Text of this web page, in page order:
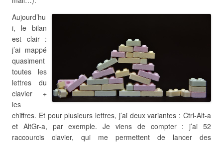
Aujourd’hu
i, le bilan
est clair :
j’ai mappé
quasiment
toutes les
lettres du
clavier +
les
chiffres. Et pour plusieurs lettres, j’ai deux variantes : Ctrl-Alt-a
et AltGr-a, par exemple. Je viens de compter : j’ai 52
raccourcis clavier, qui me permettent de lancer des